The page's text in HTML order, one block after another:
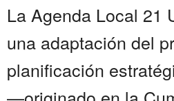
La Agenda Local 21
una adaptación del
planificación